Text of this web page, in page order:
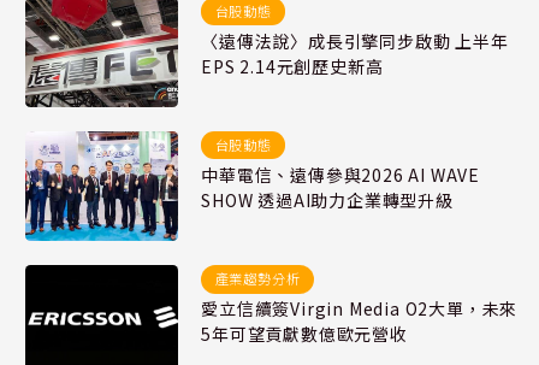
台股動態
〈遠傳法說〉成長引擎同步啟動 上半年
EPS 2.14元創歷史新高
台股動態
中華電信、遠傳參與2026 AI WAVE
SHOW 透過AI助力企業轉型升級
產業趨勢分析
愛立信續簽Virgin Media O2大單，未來
5年可望貢獻數億歐元營收